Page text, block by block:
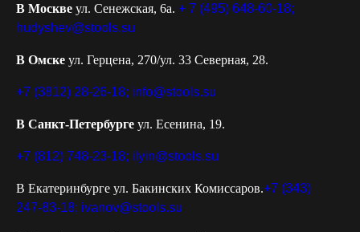
В Москве ул. Сенежская, 6а. + 7 (495) 648-60-18;
hudyshev@stools.su
В Омске ул. Герцена, 270/ул. 33 Северная, 28.
+7 (3812) 28-26-18; info@stools.su
В Санкт-Петербурге ул. Есенина, 19.
+7 (812) 748-23-18; ilyin@stools.su
В Екатеринбурге ул. Бакинских Комиссаров.+7 (343)
247-83-18; ivanov@stools.su